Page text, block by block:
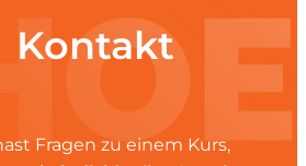
Kontakt
Fragen zu einem Kurs,